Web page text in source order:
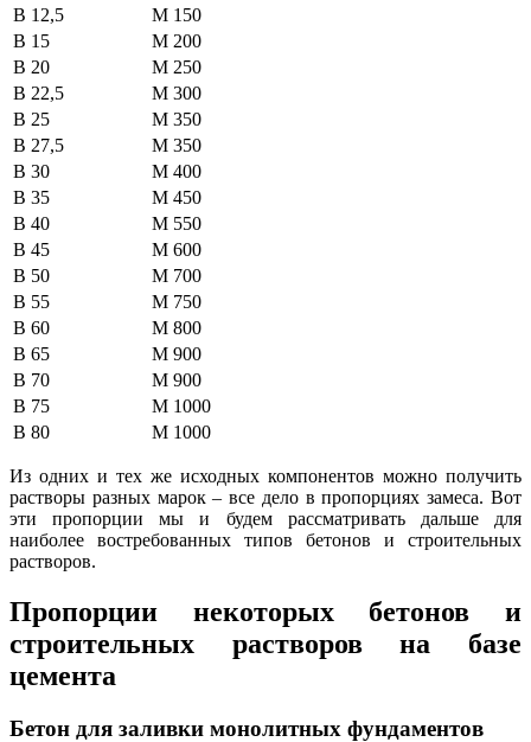
В 12,5
М 150
В 15
М 200
В 20
М 250
В 22,5
М 300
В 25
М 350
В 27,5
М 350
В 30
М 400
В 35
М 450
В 40
М 550
В 45
М 600
В 50
М 700
В 55
М 750
В 60
М 800
В 65
М 900
В 70
М 900
В 75
М 1000
В 80
М 1000
Из одних и тех же исходных компонентов можно получить
растворы разных марок – все дело в пропорциях замеса. Вот
эти пропорции мы и будем рассматривать дальше для
наиболее востребованных типов бетонов и строительных
растворов.
Пропорции некоторых бетонов и
строительных растворов на базе
цемента
Бетон для заливки монолитных фундаментов